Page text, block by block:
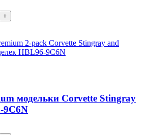
модельки Corvette Stingray
9C6N